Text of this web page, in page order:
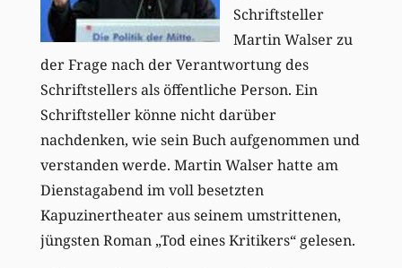
Schriftsteller
Martin Walser zu
der Frage nach der Verantwortung des
Schriftstellers als öffentliche Person. Ein
Schriftsteller könne nicht darüber
nachdenken, wie sein Buch aufgenommen und
verstanden werde. Martin Walser hatte am
Dienstagabend im voll besetzten
Kapuzinertheater aus seinem umstrittenen,
jüngsten Roman „Tod eines Kritikers“ gelesen.